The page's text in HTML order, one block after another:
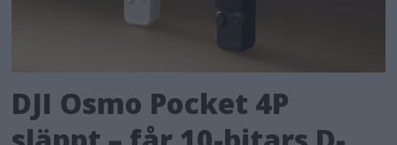
DJI Osmo Pocket 4P